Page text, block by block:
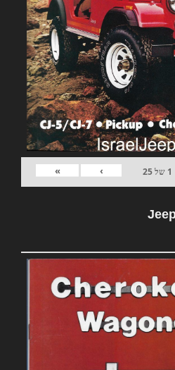
1 של25
›
»